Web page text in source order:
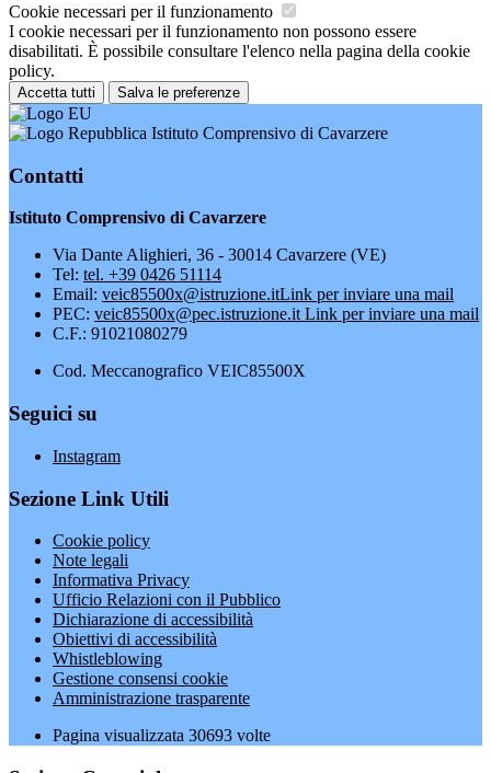
Cookie necessari per il funzionamento
I cookie necessari per il funzionamento non possono essere
disabilitati. È possibile consultare l'elenco nella pagina della cookie
policy.
Accetta tutti Salva le preferenze
Istituto Comprensivo di Cavarzere
Contatti
Istituto Comprensivo di Cavarzere
Via Dante Alighieri, 36 - 30014 Cavarzere (VE)
Tel: tel. +39 0426 51114
Email: veic85500x@istruzione.itLink per inviare una mail
PEC: veic85500x@pec.istruzione.it Link per inviare una mail
C.F.: 91021080279
Cod. Meccanografico VEIC85500X
Seguici su
Instagram
Sezione Link Utili
Cookie policy
Note legali
Informativa Privacy
Ufficio Relazioni con il Pubblico
Dichiarazione di accessibilità
Obiettivi di accessibilità
Whistleblowing
Gestione consensi cookie
Amministrazione trasparente
Pagina visualizzata 30693 volte